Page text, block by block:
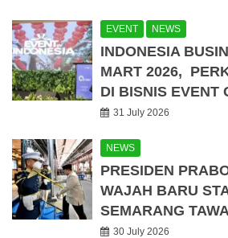
EVENT NEWS
INDONESIA
MART 2026,
DI BISNIS EVENT
31 July 2026
NEWS
PRESIDEN
WAJAH BARU
SEMARANG
30 July 2026